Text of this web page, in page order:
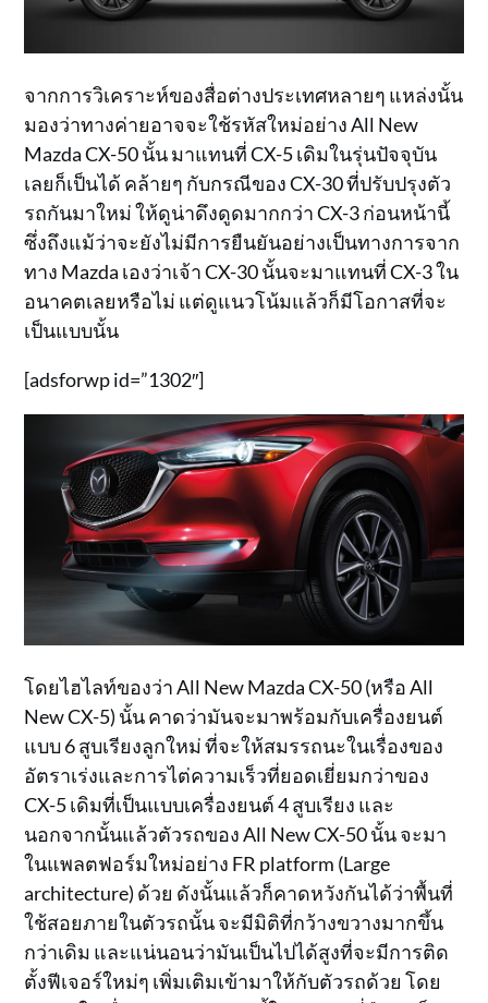
จากการวิเคราะห์ของสื่อต่างประเทศหลายๆ แหล่งนั้น
มองว่าทางค่ายอาจจะใช้รหัสใหม่อย่าง All New
Mazda CX-50 นั้น มาแทนที่ CX-5 เดิมในรุ่นปัจจุบัน
เลยก็เป็นได้ คล้ายๆ กับกรณีของ CX-30 ที่ปรับปรุงตัว
รถกันมาใหม่ ให้ดูน่าดึงดูดมากกว่า CX-3 ก่อนหน้านี้
ซึ่งถึงแม้ว่าจะยังไม่มีการยืนยันอย่างเป็นทางการจาก
ทาง Mazda เองว่าเจ้า CX-30 นั้นจะมาแทนที่ CX-3 ใน
อนาคตเลยหรือไม่ แต่ดูแนวโน้มแล้วก็มีโอกาสที่จะ
เป็นแบบนั้น
[adsforwp id=”1302″]
โดยไฮไลท์ของว่า All New Mazda CX-50 (หรือ All
New CX-5) นั้น คาดว่ามันจะมาพร้อมกับเครื่องยนต์
แบบ 6 สูบเรียงลูกใหม่ ที่จะให้สมรรถนะในเรื่องของ
อัตราเร่งและการไต่ความเร็วที่ยอดเยี่ยมกว่าของ
CX-5 เดิมที่เป็นแบบเครื่องยนต์ 4 สูบเรียง และ
นอกจากนั้นแล้วตัวรถของ All New CX-50 นั้น จะมา
ในแพลตฟอร์มใหม่อย่าง FR platform (Large
architecture) ด้วย ดังนั้นแล้วก็คาดหวังกันได้ว่าพื้นที่
ใช้สอยภายในตัวรถนั้น จะมีมิติที่กว้างขวางมากขึ้น
กว่าเดิม และแน่นอนว่ามันเป็นไปได้สูงที่จะมีการติด
ตั้งฟีเจอร์ใหม่ๆ เพิ่มเติมเข้ามาให้กับตัวรถด้วย โดย